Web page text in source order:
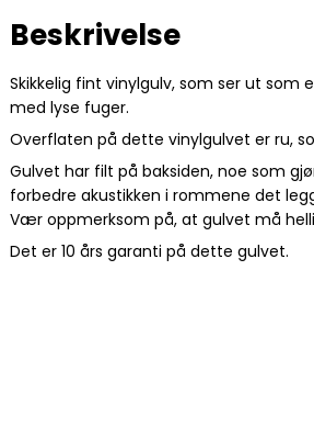
Beskrivelse
Skikkelig fint vinylgulv, som ser ut som
med lyse fuger.
Overflaten på dette vinylgulvet er ru,
Gulvet har filt på baksiden, noe som
forbedre akustikken i rommene det
Vær oppmerksom på, at gulvet må
Det er 10 års garanti på dette gulvet.